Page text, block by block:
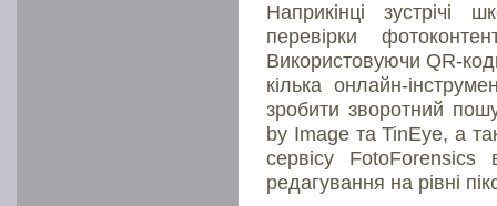
Наприкінці зустрічі
перевірки
Використовуючи QR-
кілька онлайн-
зробити зворотний
by Image та TinEye, а
сервісу
редагування на рівні